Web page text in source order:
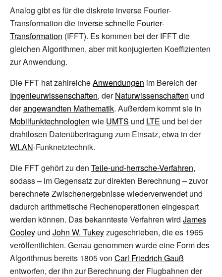
Analog gibt es für die diskrete inverse Fourier-
Transformation die inverse schnelle Fourier-
Transformation (IFFT). Es kommen bei der IFFT die
gleichen Algorithmen, aber mit konjugierten Koeffizienten
zur Anwendung.
Die FFT hat zahlreicheAnwendungen im Bereich der
Ingenieurwissenschaften, derNaturwissenschaften und
derangewandten Mathematik. Außerdem kommt sie in
Mobilfunktechnologien wie UMTS und LTE und bei der
drahtlosen Datenübertragung zum Einsatz, etwa in der
WLAN-Funknetztechnik.
Die FFT gehört zu den Teile-und-herrsche-Verfahren,
sodass – im Gegensatz zur direkten Berechnung – zuvor
berechnete Zwischenergebnisse wiederverwendet und
dadurch arithmetische Rechenoperationen eingespart
werden können. Das bekannteste Verfahren wird James
Cooley und John W. Tukeyzugeschrieben, die es 1965
veröffentlichten. Genau genommen wurde eine Form des
Algorithmus bereits 1805 von Carl Friedrich Gauß
entworfen, der ihn zur Berechnung der Flugbahnen der